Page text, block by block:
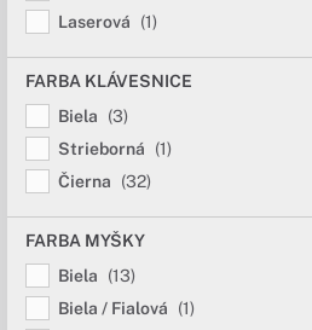
Laserová
(1)
FARBA KLÁVESNICE
Biela
(3)
Strieborná
(1)
Čierna
(32)
FARBA MYŠKY
Biela
(13)
Biela / Fialová
(1)